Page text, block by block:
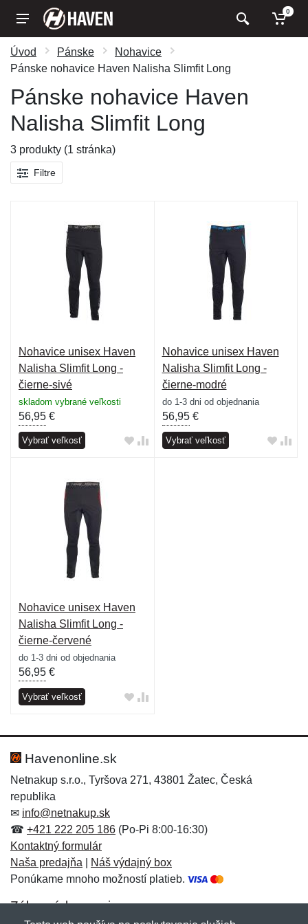
0
Úvod Pánske
Nohavice
Pánske nohavice Haven Nalisha Slimfit Long
Pánske nohavice Haven
Nalisha Slimfit Long
3 produkty (1 stránka)
Filtre
Nohavice unisex Haven
Nalisha Slimfit Long -
čierne-sivé
skladom vybrané veľkosti
56,95 €
Vybrať veľkosť
Nohavice unisex Haven
Nalisha Slimfit Long -
čierne-modré
do 1-3 dni od objednania
56,95€
Vybrať veľkosť
Nohavice unisex Haven
Nalisha Slimfit Long -
čierne-červené
do 1-3 dni od objednania
56,95 €
Vybrať veľkosť
Havenonline.sk
Netnakup s.r.o., Tyršova 271, 43801 Žatec, Česká
republika
✉ info@netnakup.sk
☎ +421 222 205 186 (Po-Pi 8:00-16:30)
Kontaktný formulár
Naša predajňa
Náš výdajný box
Ponúkame mnoho možností platieb.
Zákaznícky servis